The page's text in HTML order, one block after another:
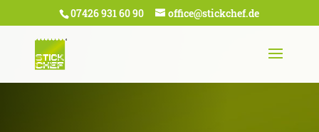
07426 931 60 90 office@stickchef.de